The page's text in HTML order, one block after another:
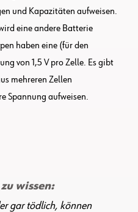
und Kapazitäten aufweisen.
eine andere Batterie
haben eine (für den
von 1,5 V pro Zelle. Es gibt
mehreren Zellen
Spannung aufweisen.
wissen:
gar tödlich, können